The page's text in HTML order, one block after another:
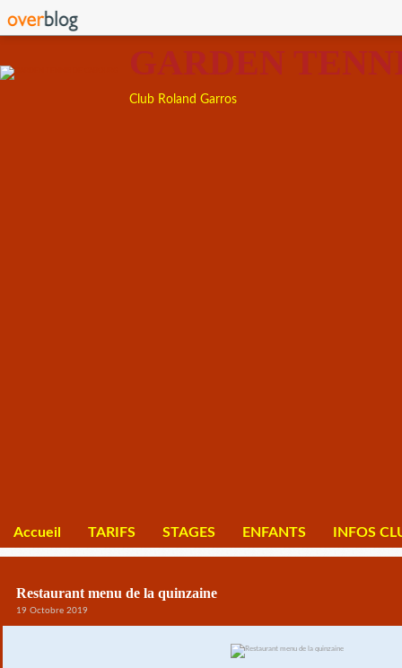
GARDEN
Club Roland Garros
Accueil TARIFS STAGES ENFANTS INFOS
Restaurant menu de la quinzaine
19 Octobre 2019